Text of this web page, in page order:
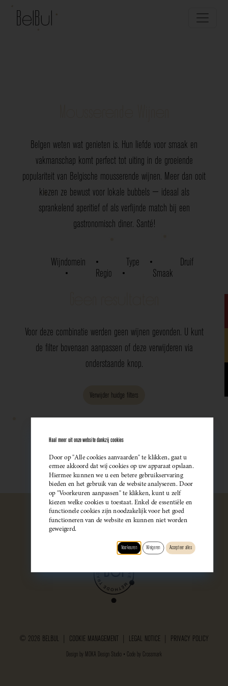
Belgen weten wat genieten is. Hun liefde voor smaak en
vakmanschap komt perfect tot uiting in de groeiende
populariteit van Belgische mousserende wijnen. Meer dan ooit
kiezen ze bewust voor lokale bubbels — ideaal als
sprankelend aperitief of als verfijnde match bij een
gastronomisch diner. Santé!
Wijndomein Type
Druif
Regio
Smaak
Voor deze combinatie werden geen wijnen gevonden. U kunt
de filter bovenaan aanpassen of deze verwijderen via
onderstaande knop.
Verwijder huidge filters
© 2026 BELBUL | COOKIE MANAGEMENT LEGAL NOTICE PRIVACY POLICY
Design by MOKA Design Studio • Code by Crossmark
Haal meer uit onze website dankzij cookies
Door op "Alle cookies aanvaarden" te klikken, gaat u
ermee akkoord dat wij cookies op uw apparaat opslaan.
Hiermee kunnen we u een betere gebruikservaring
bieden en het gebruik van de website analyseren. Door
op "Voorkeuren aanpassen" te klikken, kunt u zelf
kiezen welke cookies u toestaat. Enkel de essentiële en
functionele cookies zijn noodzakelijk voor het goed
functioneren van de website en kunnen niet worden
geweigerd.
Voorkeuren Weigeren Accepteer alles